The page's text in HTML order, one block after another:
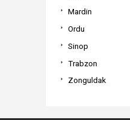
Mardin
Ordu
Sinop
Trabzon
Zonguldak